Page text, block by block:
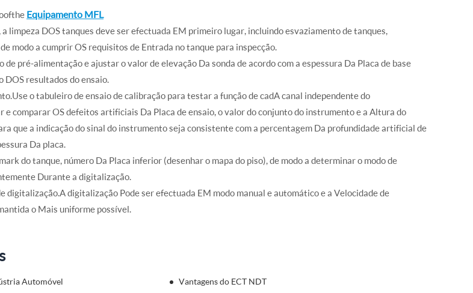
of the Equipamento MFL
limpeza DOS tanques deve ser efectuada EM primeiro lugar, incluindo esvaziamento de tanques,
modo a cumprir OS requisitos de Entrada no tanque para inspecção.
pré-alimentação e ajustar o valor de elevação Da sonda de acordo com a espessura Da Placa de base
resultados do ensaio.
o tabuleiro de ensaio de calibração para testar a função de cadA canal independente do
e comparar OS defeitos artificiais Da Placa de ensaio, o valor do conjunto do instrumento e a Altura do
que a indicação do sinal do instrumento seja consistente com a percentagem Da profundidade artificial de
Da placa.
do tanque, número Da Placa inferior (desenhar o mapa do piso), de modo a determinar o modo de
Durante a digitalização.
digitalização.A digitalização Pode ser efectuada EM modo manual e automático e a Velocidade de
o Mais uniforme possível.
Automóvel
Vantagens do ECT NDT